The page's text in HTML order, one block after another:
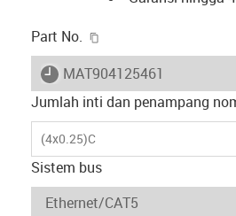
Part No.
igus-icon-lieferzeit
MAT904125461
Jumlah inti dan penampang
(4x0.25)C
Sistem bus